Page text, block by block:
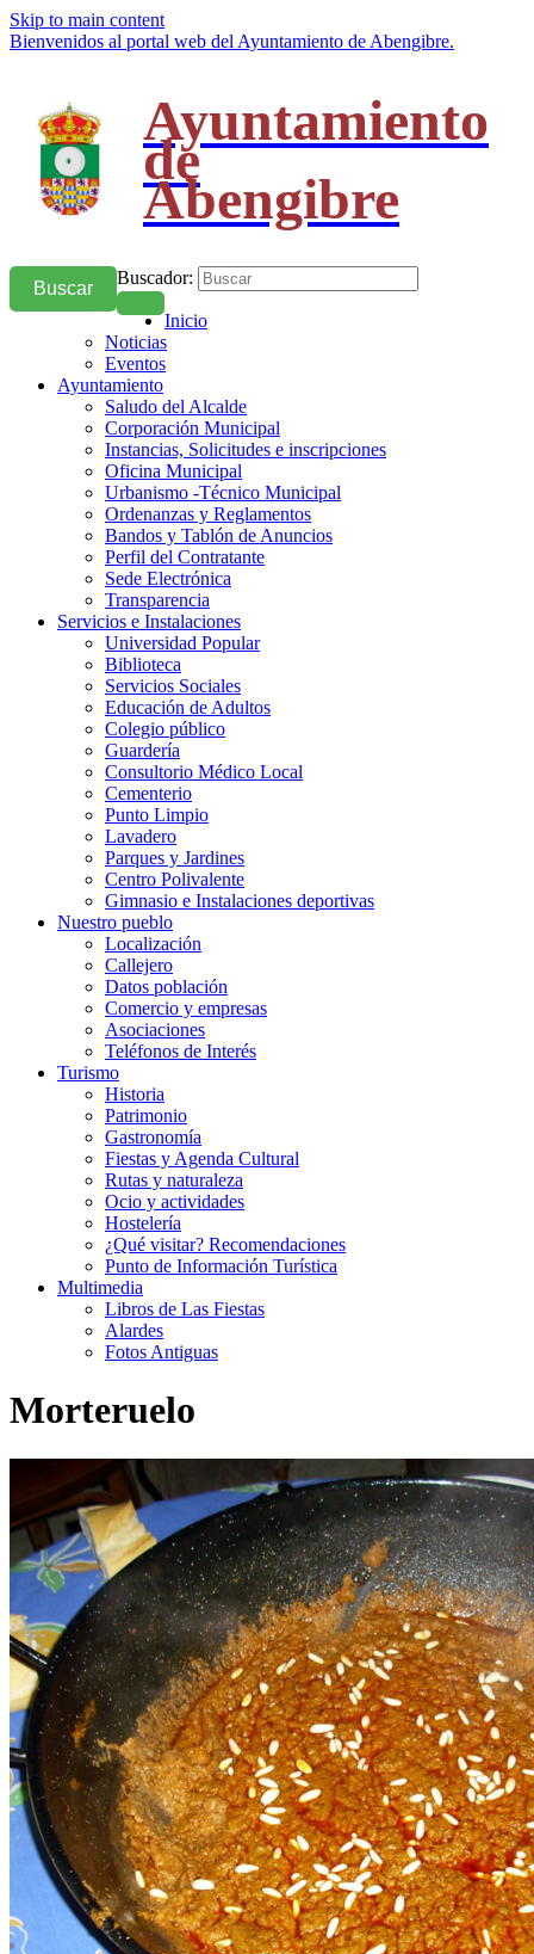
Skip to main content
Bienvenidos al portal web del Ayuntamiento de Abengibre.
Ayuntamiento
de
Abengibre
Buscador:
Buscar
Inicio
Noticias
Eventos
Ayuntamiento
Saludo del Alcalde
Corporación Municipal
Instancias, Solicitudes e inscripciones
Oficina Municipal
Urbanismo -Técnico Municipal
Ordenanzas y Reglamentos
Bandos y Tablón de Anuncios
Perfil del Contratante
Sede Electrónica
Transparencia
Servicios e Instalaciones
Universidad Popular
Biblioteca
Servicios Sociales
Educación de Adultos
Colegio público
Guardería
Consultorio Médico Local
Cementerio
Punto Limpio
Lavadero
Parques y Jardines
Centro Polivalente
Gimnasio e Instalaciones deportivas
Nuestro pueblo
Localización
Callejero
Datos población
Comercio y empresas
Asociaciones
Teléfonos de Interés
Turismo
Historia
Patrimonio
Gastronomía
Fiestas y Agenda Cultural
Rutas y naturaleza
Ocio y actividades
Hostelería
¿Qué visitar? Recomendaciones
Punto de Información Turística
Multimedia
Libros de Las Fiestas
Alardes
Fotos Antiguas
Morteruelo